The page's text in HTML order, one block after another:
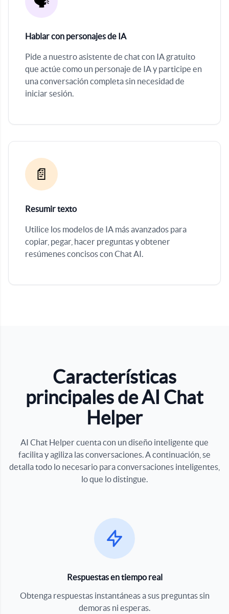
Hablar con personajes de IA
Pide a nuestro asistente de chat con IA gratuito
que actúe como un personaje de IA y participe en
una conversación completa sin necesidad de
iniciar sesión.
📄
Resumir texto
Utilice los modelos de IA más avanzados para
copiar, pegar, hacer preguntas y obtener
resúmenes concisos con Chat AI.
Características
principales de AI Chat
Helper
AI Chat Helper cuenta con un diseño inteligente que
facilita y agiliza las conversaciones. A continuación, se
detalla todo lo necesario para conversaciones inteligentes,
lo que lo distingue.
Respuestas en tiempo real
Obtenga respuestas instantáneas a sus preguntas sin
demoras ni esperas.